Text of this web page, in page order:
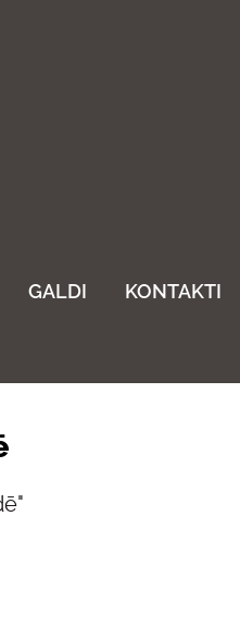
GALDI KONTAKTI